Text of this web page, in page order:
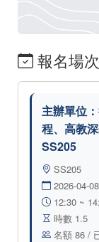
報名場次
主辦單位
程、高教
SS205
SS205
2026-04-
12:30 ~
時數 1.5
名額 86 /